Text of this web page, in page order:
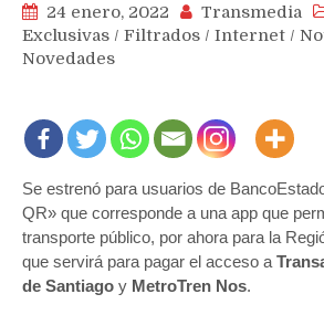
24 enero, 2022 Transmedia
Exclusivas / Filtrados / Internet /
Novedades
Se estrenó para usuarios de
QR» que corresponde a una app que
transporte público, por ahora para la
que servirá para pagar el acceso a
de Santiago y MetroTren Nos.